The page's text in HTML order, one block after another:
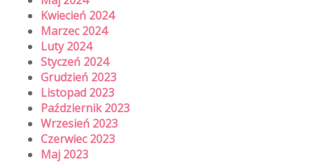
Kwiecień 2024
Marzec 2024
Luty 2024
Styczeń 2024
Grudzień 2023
Listopad 2023
Październik 2023
Wrzesień 2023
Czerwiec 2023
Maj 2023